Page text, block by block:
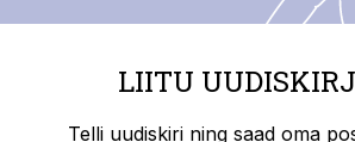
LIITU
Telli uudiskiri ning saad oma